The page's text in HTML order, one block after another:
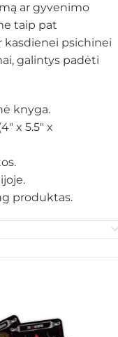
ar gyvenimo
taip pat
kasdienei psichinei
galintys padėti
knyga.
x 5.5″ x
produktas.